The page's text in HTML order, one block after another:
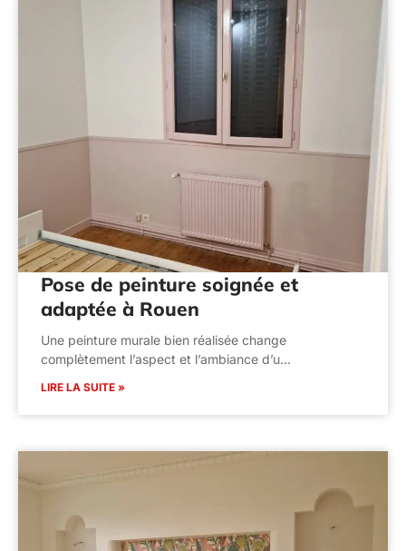
Pose de peinture soignée et
adaptée à Rouen
Une peinture murale bien réalisée change
complètement l’aspect et l’ambiance d’u…
LIRE LA SUITE »